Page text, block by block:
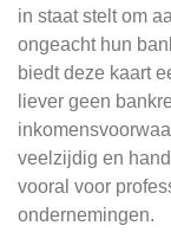
in staat stelt om
ongeacht hun
biedt deze kaart
liever geen
veelzijdig en
vooral voor
ondernemingen.